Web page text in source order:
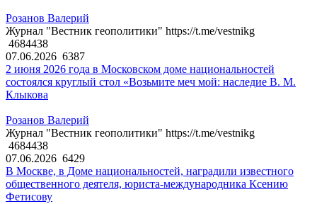
Розанов Валерий
Журнал "Вестник геополитики" https://t.me/vestnikg
4684438
07.06.2026 6387
2 июня 2026 года в Московском доме национальностей
состоялся круглый стол «Возьмите меч мой: наследие В. М.
Клыкова
Розанов Валерий
Журнал "Вестник геополитики" https://t.me/vestnikg
4684438
07.06.2026 6429
В Москве, в Доме национальностей, наградили известного
общественного деятеля, юриста-международника Ксению
Фетисову